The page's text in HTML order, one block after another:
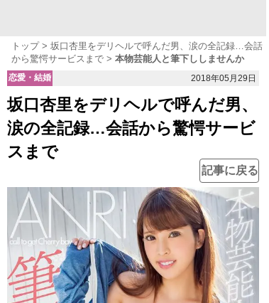
トップ
坂口杏里をデリヘルで呼んだ男、涙の全記録…会話
から驚愕サービスまで
本物芸能人と筆下ししませんか
恋愛・結婚 2018年05月29日
坂口杏里をデリヘルで呼んだ男、
涙の全記録…会話から驚愕サービ
スまで
記事に戻る